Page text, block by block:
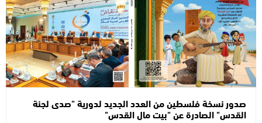
صدور نسخة فلسطين من العدد الجديد لدورية "صدى لجنة
القدس" الصادرة عن "بيت مال القدس"